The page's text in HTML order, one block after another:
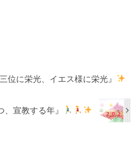
位に栄光、イエス様に栄光』
宣教する年』